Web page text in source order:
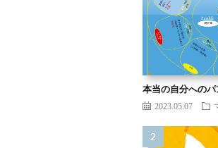
本当の自分への
2023.05.07